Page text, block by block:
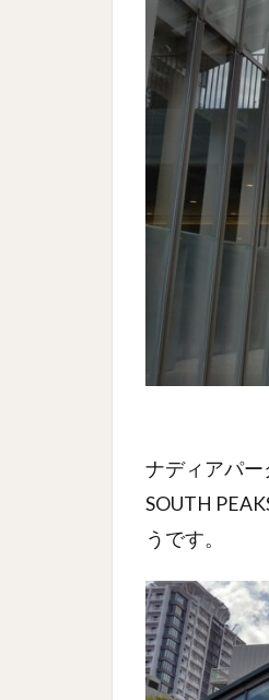
ナディアパ
SOUTH
うです。